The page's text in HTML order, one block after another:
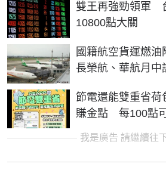
雙王再強勁領軍
10800點大關
國籍航空貨運燃油
長榮航、華航月中
節電還能雙重省荷
賺金點 每100點
我是廣告 請繼續往